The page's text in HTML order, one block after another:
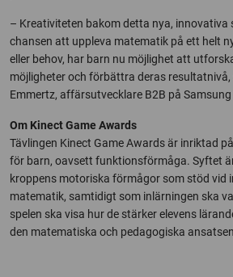
– Kreativiteten bakom detta nya, innovativa
chansen att uppleva matematik på ett helt
eller behov, har barn nu möjlighet att
möjligheter och förbättra deras resultatnivå,
Emmertz, affärsutvecklare B2B på Samsung
Om Kinect Game Awards
Tävlingen Kinect Game Awards är inriktad
för barn, oavsett funktionsförmåga. Syftet
kroppens motoriska förmågor som stöd vid
matematik, samtidigt som inlärningen ska
spelen ska visa hur de stärker elevens
den matematiska och pedagogiska